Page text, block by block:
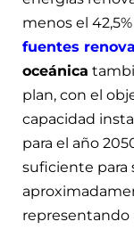
menos el
fuentes
oceánica
plan, con el
capacidad
para el año
suficiente para
representando